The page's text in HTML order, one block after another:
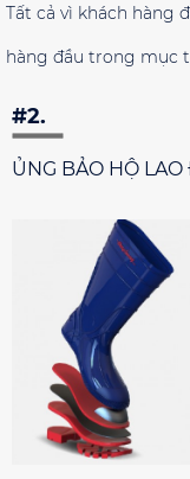
Tất cả vì khách hàng
hàng đầu trong mục
BẢO HỘ LAO ĐỘNG